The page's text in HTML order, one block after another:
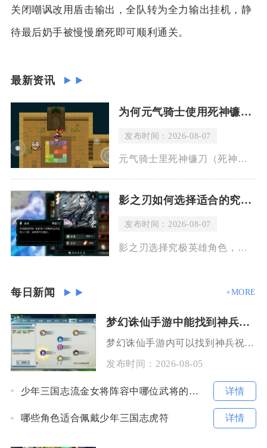
关闭嘲讽改用盾击输出，全队转为全力输出挂机，静
待最后奶手被慢慢磨死即可顺利通关。
最新资讯
为何元气骑士使用死神镰刀会有血流
发布时间：2026-08-07
元气骑士里死神镰刀（死神之息）释放技能时出现流血特效，是武器固有机制导致，并非敌
影之刃如何选择适合的究极英雄角色
发布时间：2026-08-07
影之刃选择究极英雄角色，核心思路并不是单纯挑选强度最高的角色，而是结合自身操作习
每日新闻 +MORE
梦幻诛仙手游中能找到神兵祝福吗
梦幻诛仙手游内可以找到神兵祝福，神兵祝福是专属100级及以上突破神兵的装备增益系统，仅能作
发布时间： 2026-08-05
少年三国志流金女将阵容中哪位武将的技能对敌方造成最大伤害 详情
哪些角色适合佩戴少年三国志虎符 详情